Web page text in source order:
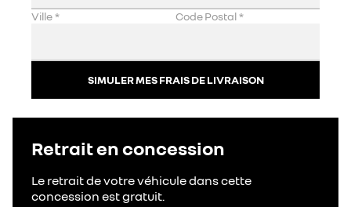
Ville* Code Postal*
SIMULER MES FRAIS DE LIVRAISON
Retrait en concession
Le retrait de votre véhicule dans cette
concession est gratuit.